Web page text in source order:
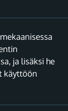
ja lisäksi he
käyttöön